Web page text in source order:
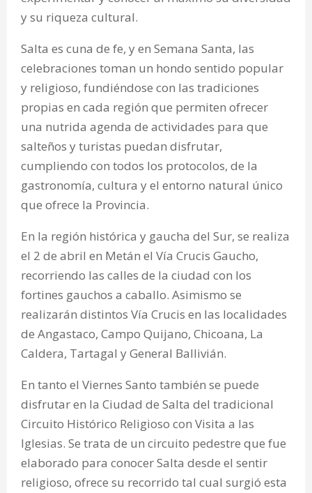
y su riqueza cultural.
Salta es cuna de fe, y en Semana Santa, las
celebraciones toman un hondo sentido popular
y religioso, fundiéndose con las tradiciones
propias en cada región que permiten ofrecer
una nutrida agenda de actividades para que
salteños y turistas puedan disfrutar,
cumpliendo con todos los protocolos, de la
gastronomía, cultura y el entorno natural único
que ofrece la Provincia.
En la región histórica y gaucha del Sur, se realiza
el 2 de abril en Metán el Vía Crucis Gaucho,
recorriendo las calles de la ciudad con los
fortines gauchos a caballo. Asimismo se
realizarán distintos Vía Crucis en las localidades
de Angastaco, Campo Quijano, Chicoana, La
Caldera, Tartagal y General Ballivián.
En tanto el Viernes Santo también se puede
disfrutar en la Ciudad de Salta del tradicional
Circuito Histórico Religioso con Visita a las
Iglesias. Se trata de un circuito pedestre que fue
elaborado para conocer Salta desde el sentir
religioso, ofrece su recorrido tal cual surgió esta